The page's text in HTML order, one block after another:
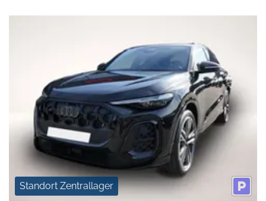
Standort Zentrallager